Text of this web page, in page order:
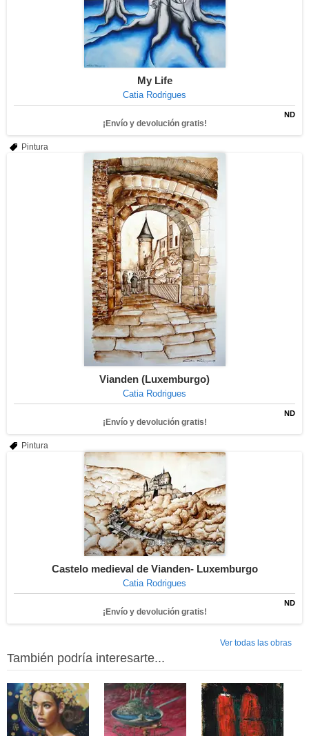
My Life
Catia Rodrigues
ND
¡Envío y devolución gratis!
Pintura
Vianden (Luxemburgo)
Catia Rodrigues
ND
¡Envío y devolución gratis!
Pintura
Castelo medieval de Vianden- Luxemburgo
Catia Rodrigues
ND
¡Envío y devolución gratis!
Ver todas las obras
También podría interesarte...